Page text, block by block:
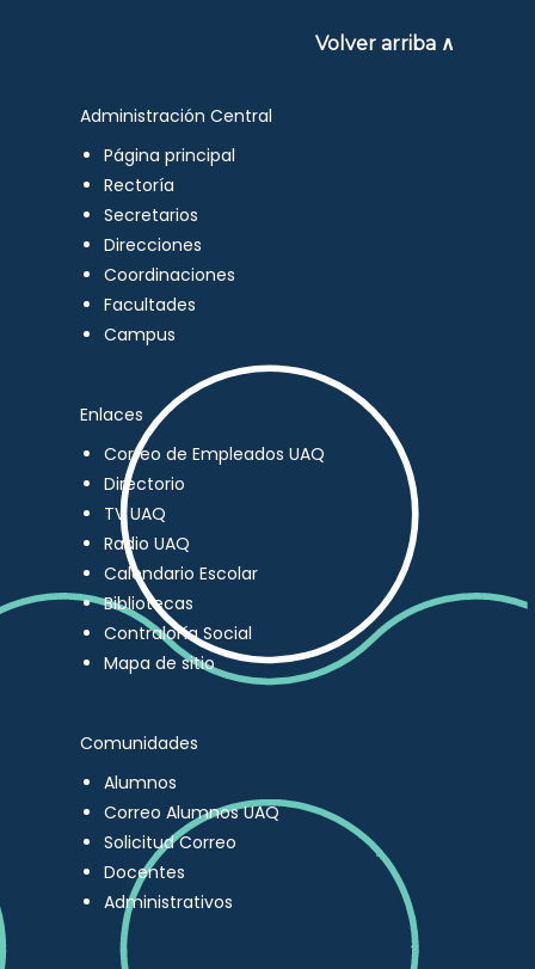
Volver arriba ∧
Administración Central
Página principal
Rectoría
Secretarios
Direcciones
Coordinaciones
Facultades
Campus
Enlaces
Correo de Empleados UAQ
Directorio
TV UAQ
Radio UAQ
Calendario Escolar
Bibliotecas
Contraloría Social
Mapa de sitio
Comunidades
Alumnos
Correo Alumnos UAQ
Solicitud Correo
Docentes
Administrativos